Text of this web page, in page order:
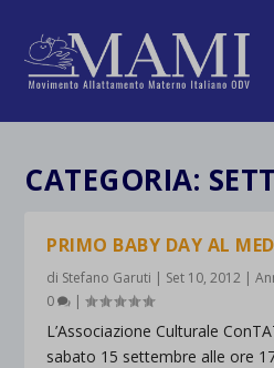
CATEGORIA:
PRIMO BABY DAY AL
di Stefano Garuti | Set 10, 2012 |
0
|
L’Associazione Culturale
sabato 15 settembre alle ore